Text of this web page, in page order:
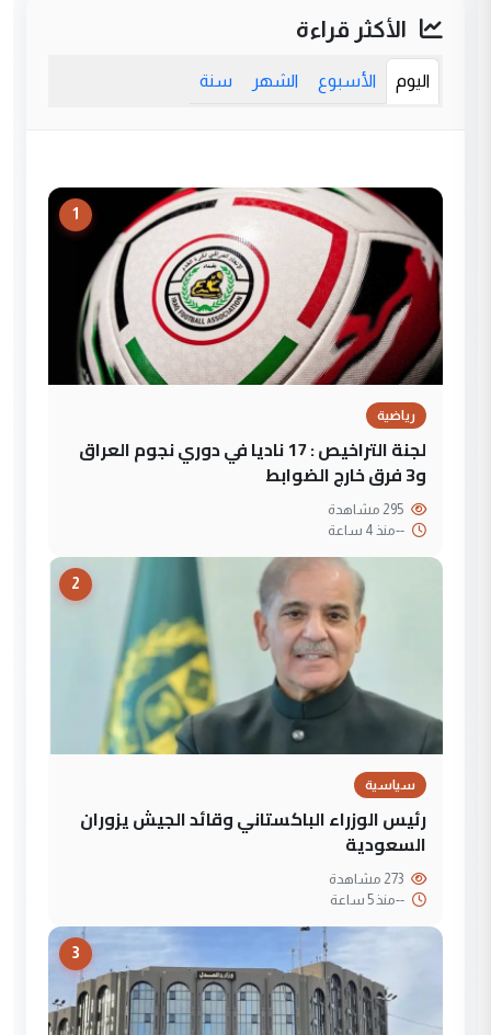
الأكثر قراءة
اليوم الأسبوع الشهر سنة
1
رياضية
لجنة التراخيص : 17 ناديا في دوري نجوم العراق
و3 فرق خارج الضوابط
--منذ 4 ساعة
2
سياسية
رئيس الوزراء الباكستاني وقائد الجيش يزوران
السعودية
--منذ 5 ساعة
3